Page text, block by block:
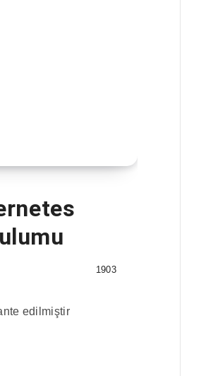
1903
edilmiştir